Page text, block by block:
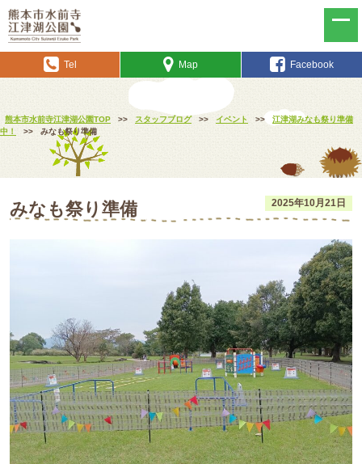
Tel Map Facebook
熊本市水前寺江津湖公園TOP >> スタッフブログ >> イベント >>
江津湖みなも祭り準備
中！
>> みなも祭り準備
2025年10月21日
みなも祭り準備